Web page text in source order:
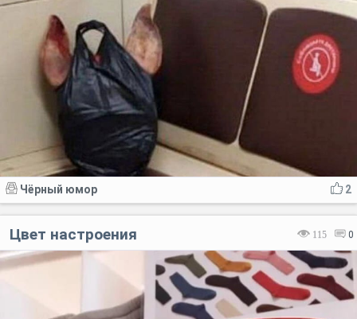
2
Чёрный юмор
115 0
Цвет настроения